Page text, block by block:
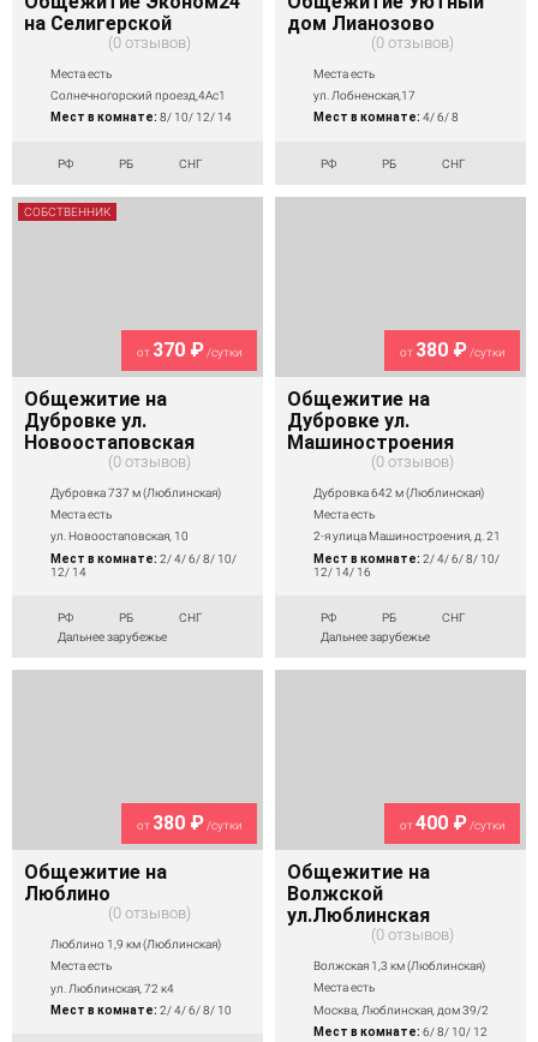
на Селигерской
0 отзывов
Места есть
Солнечногорский проезд,4Ас1
Мест в комнате: 8/ 10/ 12/ 14
РФ РБ СНГ
дом Лианозово
0 отзывов
Места есть
ул. Лобненская,17
Мест в комнате: 4/ 6/ 8
РФ РБ СНГ
от 370 ₽/сутки
Общежитие на
Дубровке ул.
Новоостаповская
0 отзывов
Дубровка 737 м (Люблинская)
Места есть
ул. Новоостаповская, 10
Мест в комнате: 2/ 4/ 6/ 8/ 10/
12/ 14
РФ РБ
СНГ
Дальнее зарубежье
СОБСТВЕННИК
от 380 ₽/сутки
Общежитие на
Дубровке ул.
Машиностроения
0 отзывов
Дубровка 642 м (Люблинская)
Места есть
2-я улица Машиностроения, д. 21
Мест в комнате: 2/ 4/ 6/ 8/ 10/
12/ 14/ 16
РФ РБ
СНГ
Дальнее зарубежье
от 380 ₽/сутки
Общежитие на
Люблино
0 отзывов
Люблино 1,9 км (Люблинская)
Места есть
ул. Люблинская, 72 к4
Мест в комнате: 2/ 4/ 6/ 8/ 10
от400 ₽/сутки
Общежитие на
Волжской
ул.Люблинская
0 отзывов
Волжская 1,3 км (Люблинская)
Места есть
Москва, Люблинская, дом 39/2
Мест в комнате: 6/ 8/ 10/ 12